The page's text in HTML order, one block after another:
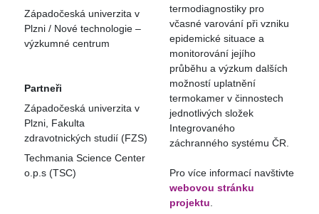
Západočeská univerzita v
Plzni / Nové technologie –
výzkumné centrum
Partneři
Západočeská univerzita v
Plzni, Fakulta
zdravotnických studií (FZS)
Techmania Science Center
o.p.s (TSC)
termodiagnostiky pro
včasné varování při vzniku
epidemické situace a
monitorování jejího
průběhu a výzkum dalších
možností uplatnění
termokamer v činnostech
jednotlivých složek
Integrovaného
záchranného systému ČR.
Pro více informací navštivte
webovou stránku
projektu